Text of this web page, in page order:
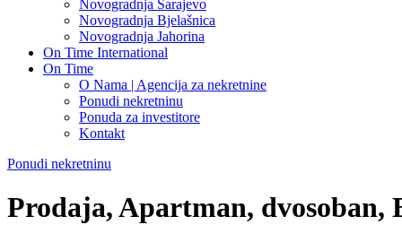
Novogradnja Sarajevo
Novogradnja Bjelašnica
Novogradnja Jahorina
On Time International
On Time
O Nama | Agencija za nekretnine
Ponudi nekretninu
Ponuda za investitore
Kontakt
Ponudi nekretninu
Prodaja, Apartman, dvosoban,